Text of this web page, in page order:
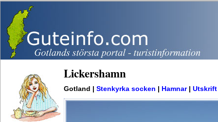
Lickershamn
Gotland | Stenkyrka socken Hamnar| Utskrift